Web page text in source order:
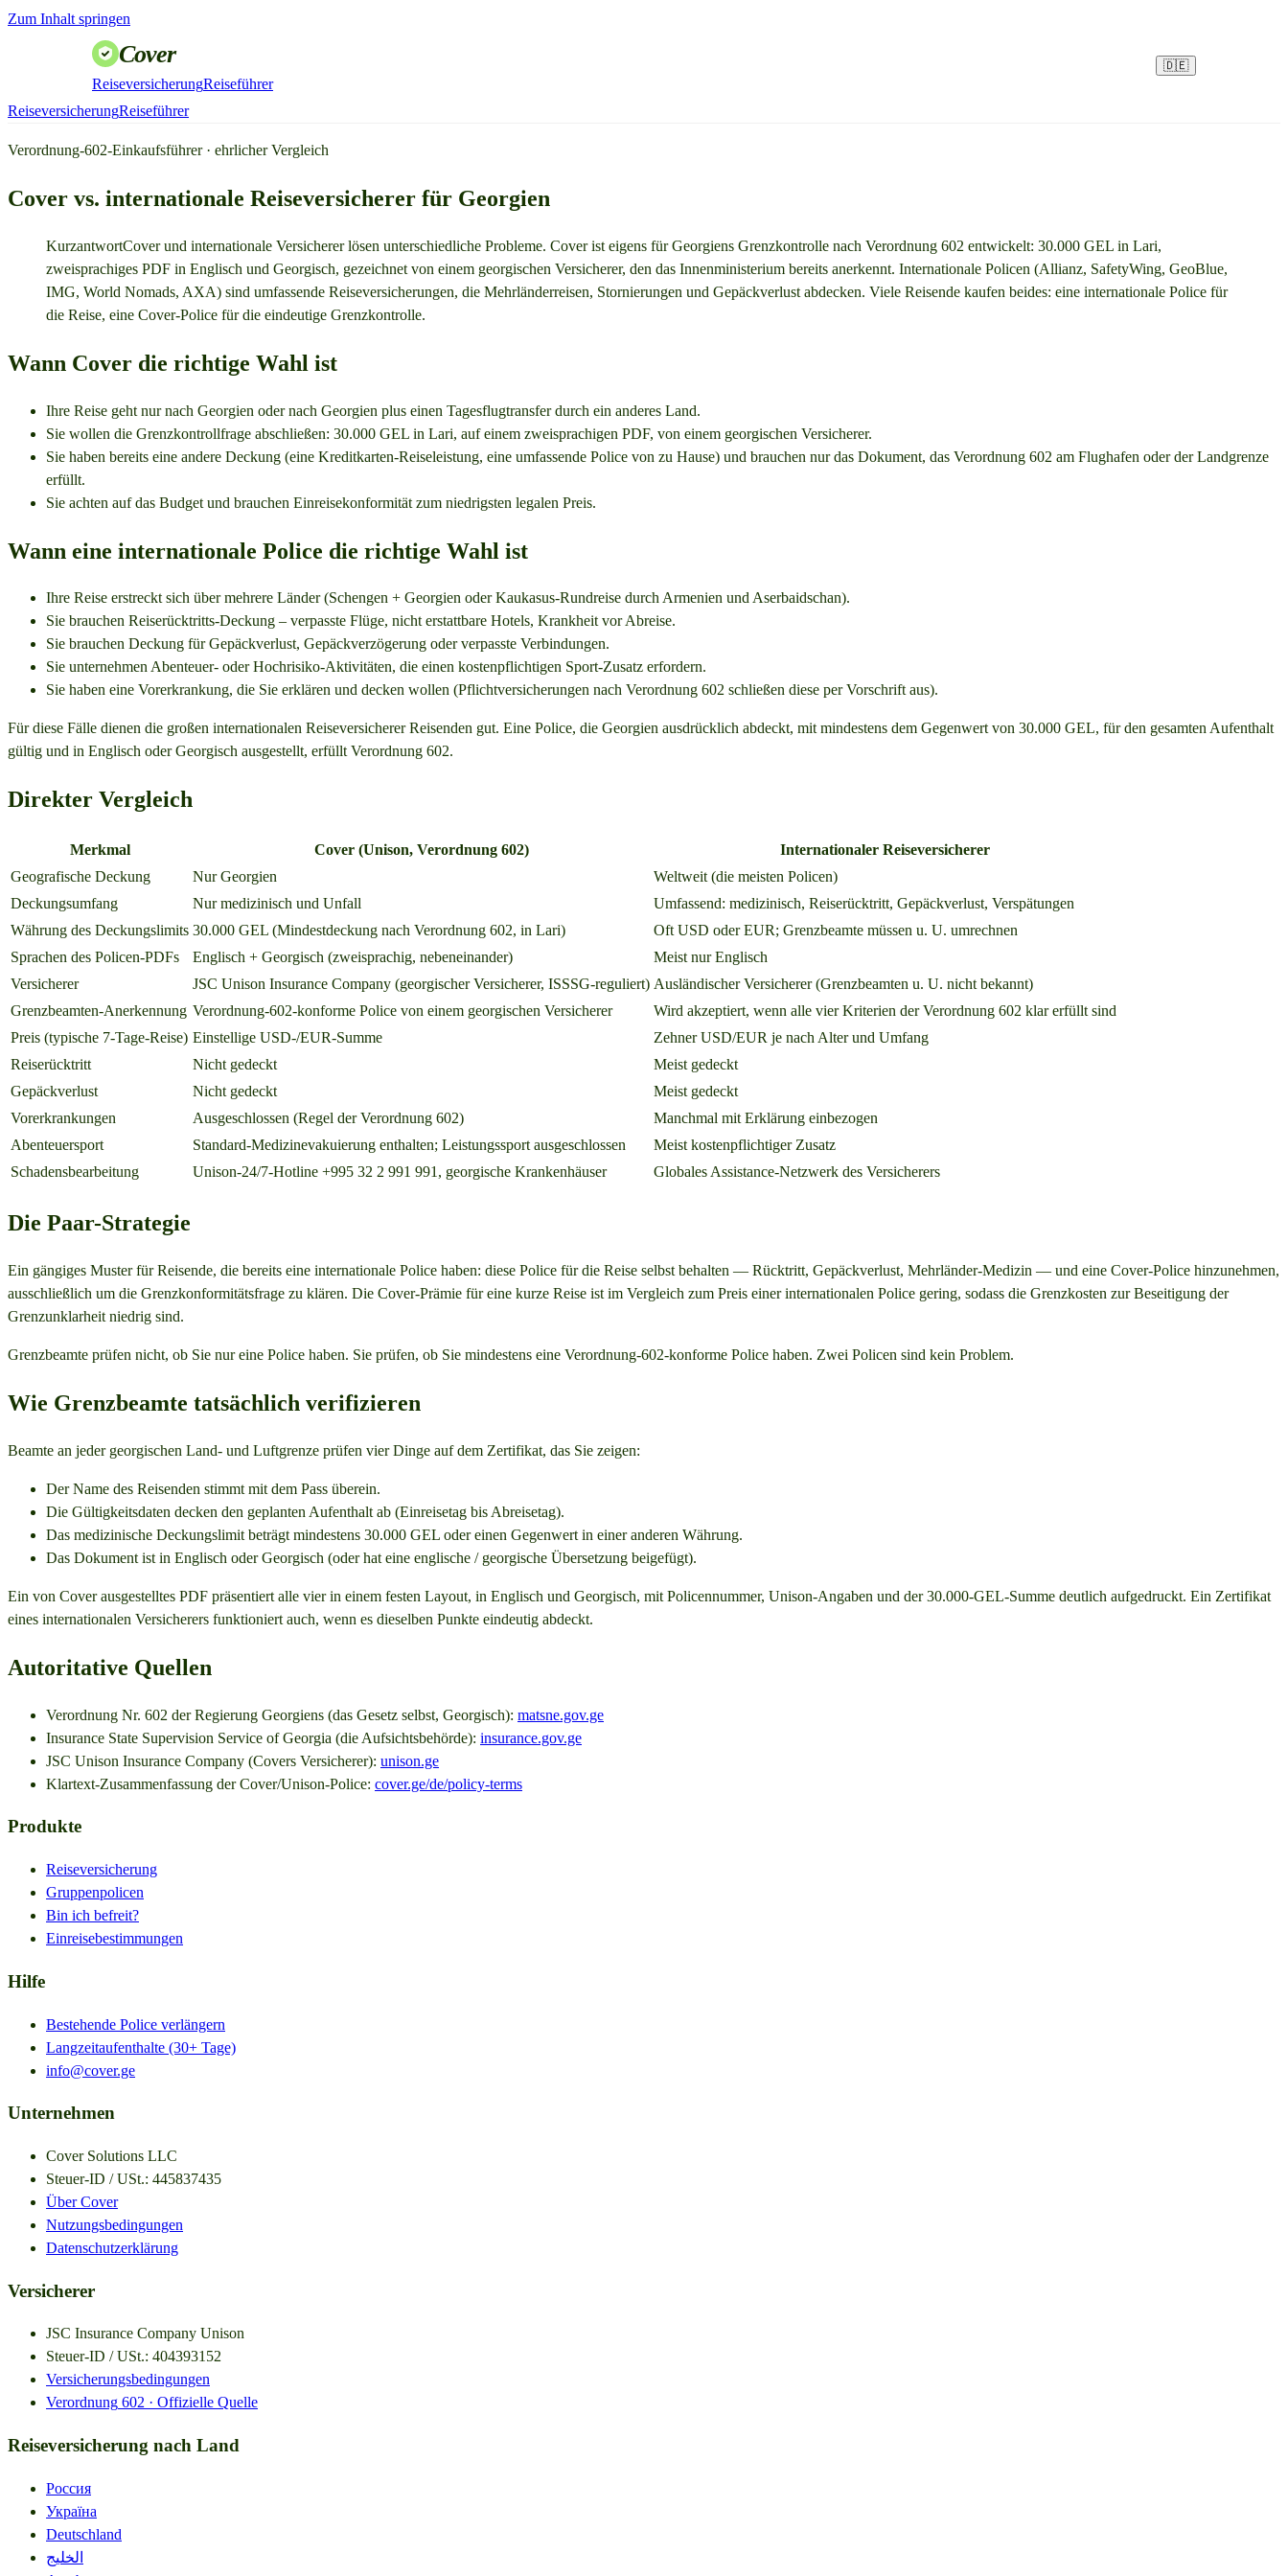
Zum Inhalt springen
Cover
ReiseversicherungReiseführer
🇩🇪
ReiseversicherungReiseführer
Verordnung-602-Einkaufsführer · ehrlicher Vergleich
Cover vs. internationale Reiseversicherer für Georgien
KurzantwortCover und internationale Versicherer lösen unterschiedliche Probleme. Cover ist eigens für Georgiens Grenzkontrolle nach Verordnung 602 entwickelt: 30.000 GEL in Lari,
zweisprachiges PDF in Englisch und Georgisch, gezeichnet von einem georgischen Versicherer, den das Innenministerium bereits anerkennt. Internationale Policen (Allianz, SafetyWing, GeoBlue,
IMG, World Nomads, AXA) sind umfassende Reiseversicherungen, die Mehrländerreisen, Stornierungen und Gepäckverlust abdecken. Viele Reisende kaufen beides: eine internationale Police für
die Reise, eine Cover-Police für die eindeutige Grenzkontrolle.
Wann Cover die richtige Wahl ist
Ihre Reise geht nur nach Georgien oder nach Georgien plus einen Tagesflugtransfer durch ein anderes Land.
Sie wollen die Grenzkontrollfrage abschließen: 30.000 GEL in Lari, auf einem zweisprachigen PDF, von einem georgischen Versicherer.
Sie haben bereits eine andere Deckung (eine Kreditkarten-Reiseleistung, eine umfassende Police von zu Hause) und brauchen nur das Dokument, das Verordnung 602 am Flughafen oder der Landgrenze
erfüllt.
Sie achten auf das Budget und brauchen Einreisekonformität zum niedrigsten legalen Preis.
Wann eine internationale Police die richtige Wahl ist
Ihre Reise erstreckt sich über mehrere Länder (Schengen + Georgien oder Kaukasus-Rundreise durch Armenien und Aserbaidschan).
Sie brauchen Reiserücktritts-Deckung – verpasste Flüge, nicht erstattbare Hotels, Krankheit vor Abreise.
Sie brauchen Deckung für Gepäckverlust, Gepäckverzögerung oder verpasste Verbindungen.
Sie unternehmen Abenteuer- oder Hochrisiko-Aktivitäten, die einen kostenpflichtigen Sport-Zusatz erfordern.
Sie haben eine Vorerkrankung, die Sie erklären und decken wollen (Pflichtversicherungen nach Verordnung 602 schließen diese per Vorschrift aus).
Für diese Fälle dienen die großen internationalen Reiseversicherer Reisenden gut. Eine Police, die Georgien ausdrücklich abdeckt, mit mindestens dem Gegenwert von 30.000 GEL, für den gesamten Aufenthalt
gültig und in Englisch oder Georgisch ausgestellt, erfüllt Verordnung 602.
Direkter Vergleich
Merkmal Cover (Unison, Verordnung 602)
Internationaler Reiseversicherer
Geografische Deckung
Nur Georgien
Weltweit (die meisten Policen)
Deckungsumfang
Nur medizinisch und Unfall
Umfassend: medizinisch, Reiserücktritt, Gepäckverlust, Verspätungen
Währung des Deckungslimits 30.000 GEL (Mindestdeckung nach Verordnung 602, in Lari)
Oft USD oder EUR; Grenzbeamte müssen u. U. umrechnen
Sprachen des Policen-PDFs
Englisch + Georgisch (zweisprachig, nebeneinander)
Meist nur Englisch
Versicherer
JSC Unison Insurance Company (georgischer Versicherer, ISSSG-reguliert) Ausländischer Versicherer (Grenzbeamten u. U. nicht bekannt)
Grenzbeamten-Anerkennung Verordnung-602-konforme Police von einem georgischen Versicherer
Wird akzeptiert, wenn alle vier Kriterien der Verordnung 602 klar erfüllt sind
Preis (typische 7-Tage-Reise) Einstellige USD-/EUR-Summe
Zehner USD/EUR je nach Alter und Umfang
Reiserücktritt
Nicht gedeckt
Meist gedeckt
Gepäckverlust
Nicht gedeckt
Meist gedeckt
Vorerkrankungen
Ausgeschlossen (Regel der Verordnung 602)
Manchmal mit Erklärung einbezogen
Abenteuersport
Standard-Medizinevakuierung enthalten; Leistungssport ausgeschlossen
Meist kostenpflichtiger Zusatz
Schadensbearbeitung
Unison-24/7-Hotline +995 32 2 991 991, georgische Krankenhäuser Globales Assistance-Netzwerk des Versicherers
Die Paar-Strategie
Ein gängiges Muster für Reisende, die bereits eine internationale Police haben: diese Police für die Reise selbst behalten — Rücktritt, Gepäckverlust, Mehrländer-Medizin — und eine Cover-Police hinzunehmen,
ausschließlich um die Grenzkonformitätsfrage zu klären. Die Cover-Prämie für eine kurze Reise ist im Vergleich zum Preis einer internationalen Police gering, sodass die Grenzkosten zur Beseitigung der
Grenzunklarheit niedrig sind.
Grenzbeamte prüfen nicht, ob Sie nur eine Police haben. Sie prüfen, ob Sie mindestens eine Verordnung-602-konforme Police haben. Zwei Policen sind kein Problem.
Wie Grenzbeamte tatsächlich verifizieren
Beamte an jeder georgischen Land- und Luftgrenze prüfen vier Dinge auf dem Zertifikat, das Sie zeigen:
Der Name des Reisenden stimmt mit dem Pass überein.
Die Gültigkeitsdaten decken den geplanten Aufenthalt ab (Einreisetag bis Abreisetag).
Das medizinische Deckungslimit beträgt mindestens 30.000 GEL oder einen Gegenwert in einer anderen Währung.
Das Dokument ist in Englisch oder Georgisch (oder hat eine englische / georgische Übersetzung beigefügt).
Ein von Cover ausgestelltes PDF präsentiert alle vier in einem festen Layout, in Englisch und Georgisch, mit Policennummer, Unison-Angaben und der 30.000-GEL-Summe deutlich aufgedruckt. Ein Zertifikat
eines internationalen Versicherers funktioniert auch, wenn es dieselben Punkte eindeutig abdeckt.
Autoritative Quellen
Verordnung Nr. 602 der Regierung Georgiens (das Gesetz selbst, Georgisch): matsne.gov.ge
Insurance State Supervision Service of Georgia (die Aufsichtsbehörde): insurance.gov.ge
JSC Unison Insurance Company (Covers Versicherer): unison.ge
Klartext-Zusammenfassung der Cover/Unison-Police: cover.ge/de/policy-terms
Produkte
Reiseversicherung
Gruppenpolicen
Bin ich befreit?
Einreisebestimmungen
Hilfe
Bestehende Police verlängern
Langzeitaufenthalte (30+ Tage)
info@cover.ge
Unternehmen
Cover Solutions LLC
Steuer-ID / USt.: 445837435
Über Cover
Nutzungsbedingungen
Datenschutzerklärung
Versicherer
JSC Insurance Company Unison
Steuer-ID / USt.: 404393152
Versicherungsbedingungen
Verordnung 602 · Offizielle Quelle
Reiseversicherung nach Land
Россия
Україна
Deutschland
الخليج